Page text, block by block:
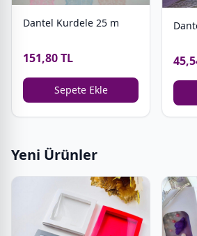
Dantel Kurdele 25 m
151,80 TL
Sepete Ekle
Yeni Ürünler